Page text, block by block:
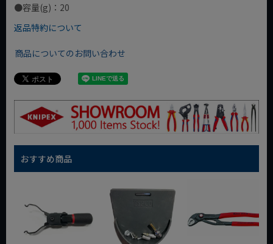
●容量(g)：20
返品特約について
商品についてのお問い合わせ
おすすめ商品